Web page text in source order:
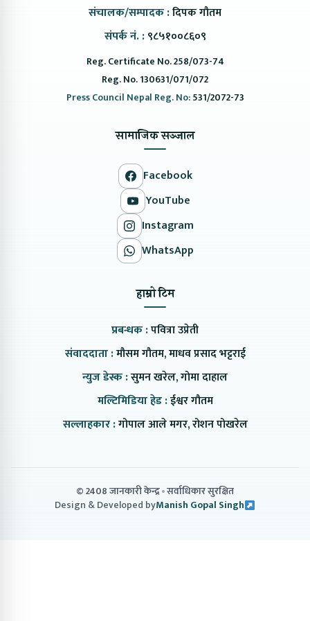
संचालक/सम्पादक :दिपक गौतम
संपर्क नं. : ९८५१००८६०९
Reg. Certificate No. 258/073-74
Reg. No. 130631/071/072
Press Council Nepal Reg. No:531/2072-73
सामाजिक सञ्जाल
Facebook
YouTube
Instagram
WhatsApp
हाम्रो टिम
प्रबन्धक :पवित्रा उप्रेती
संवाददाता :मौसम गौतम, माधव प्रसाद भट्टराई
न्युज डेस्क :सुमन खरेल, गोमा दाहाल
मल्टिमिडिया हेड :ईश्वर गौतम
सल्लाहकार :गोपाल आले मगर, रोशन पोखरेल
© 2408 जानकारी केन्द्र सर्वाधिकार सुरक्षित
Design & Developed byManish Gopal Singh